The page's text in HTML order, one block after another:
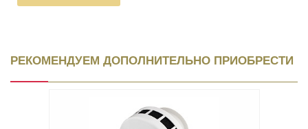
РЕКОМЕНДУЕМ ДОПОЛНИТЕЛЬНО ПРИОБРЕСТИ